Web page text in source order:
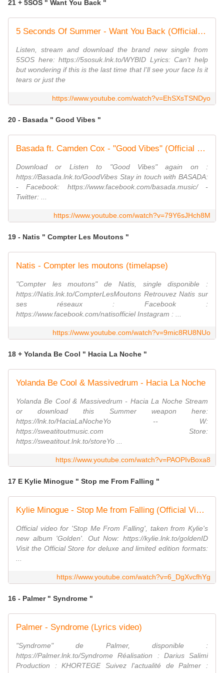
21 + 5SOS " Want You Back "
5 Seconds Of Summer - Want You Back (Official Video)
Listen, stream and download the brand new single from
5SOS here: https://5sosuk.lnk.to/WYBID Lyrics: Can't help
but wondering if this is the last time that I'll see your face Is it
tears or just the
https://www.youtube.com/watch?v=EhSXsTSNDyo
20 - Basada " Good Vibes "
Basada ft. Camden Cox - "Good Vibes" (Official Music Video)
Download or Listen to "Good Vibes" again on :
https://Basada.lnk.to/GoodVibes Stay in touch with BASADA:
- Facebook: https://www.facebook.com/basada.music/ -
Twitter: ...
https://www.youtube.com/watch?v=79Y6sJHch8M
19 - Natis " Compter Les Moutons "
Natis - Compter les moutons (timelapse)
"Compter les moutons" de Natis, single disponible :
https://Natis.lnk.to/CompterLesMoutons Retrouvez Natis sur
ses réseaux : Facebook :
https://www.facebook.com/natisofficiel Instagram : ...
https://www.youtube.com/watch?v=9mic8RU8NUo
18 + Yolanda Be Cool " Hacia La Noche "
Yolanda Be Cool & Massivedrum - Hacia La Noche
Yolanda Be Cool & Massivedrum - Hacia La Noche Stream
or download this Summer weapon here:
https://lnk.to/HaciaLaNocheYo -- W:
https://sweatitoutmusic.com Store:
https://sweatitout.lnk.to/storeYo ...
https://www.youtube.com/watch?v=PAOPIvBoxa8
17 E Kylie Minogue " Stop me From Falling "
Kylie Minogue - Stop Me from Falling (Official Video)
Official video for 'Stop Me From Falling', taken from Kylie's
new album 'Golden'. Out Now: https://kylie.lnk.to/goldenID
Visit the Official Store for deluxe and limited edition formats:
https://www.youtube.com/watch?v=6_DgXvcfhYg
16 - Palmer " Syndrome "
Palmer - Syndrome (Lyrics video)
"Syndrome" de Palmer, disponible :
https://Palmer.lnk.to/Syndrome Réalisation : Darius Salimi
Production : KHORTEGE Suivez l'actualité de Palmer :